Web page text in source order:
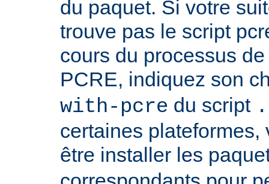
du paquet. Si votre
trouve pas le script
cours du processus
PCRE, indiquez son
with-pcre du script
certaines plateformes,
être installer les